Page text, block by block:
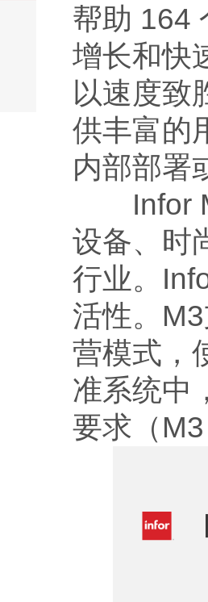
帮助 164
增长和快
以速度致
供丰富的
内部部署
Infor
设备、时
行业。
活性。
营模式，
准系统中
要求（